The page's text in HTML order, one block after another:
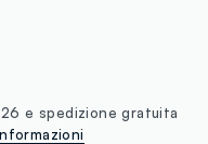
e spedizione gratuita